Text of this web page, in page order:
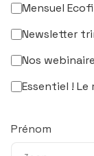
Mensuel Ecofi
Newsletter
Nos
Essentiel ! Le
Prénom